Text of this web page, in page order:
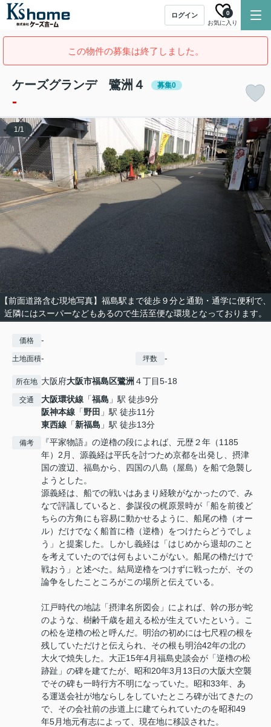
ログイン
お気に入り
0
この物件の募集は終了しました。
ケーズグランデ 鷺洲４ 募集0
-
【前面道路含む現地写真】福島駅まで徒歩９分と通勤・通学に便利で、
近隣にはスーパーなどもあるので生活至便な環境となっております。
1/1
価格 -
土地面積- 坪数 -
所在地 大阪府大阪市福島区鷺洲 ４丁目5-18
交通 大阪環状線 「福島 」駅 徒歩9分
阪神本線 「野田 」駅 徒歩11分
東西線 「新福島 」駅 徒歩13分
備考
『平家物語』の逆櫓の段によれば、元歴２年（1185
年）2月、源義経は平氏を討つため京都を出発し、摂津
国の渡辺、福島から、四国の八島（屋島）を船で急襲し
ようとした。
源義経は、船での戦いはあまり経験がなかったので、み
なで評議していると、参謀役の梶原景時が「船を前後ど
ちらの方角にも容易に動かせるように、船尾の櫓（オー
ル）だけでなく船首に櫓（逆櫓）をつけたらどうでしょ
う」と提案した。しかし義経は「はじめから退却のこと
を考えていたのでは何もよいこがない。船尾の櫓だけで
戦おう」と述べた。結局逆櫓をつけずに戦ったが、その
論争をしたこところがこの場所と伝えている。
江戸時代の地誌「摂津名所図会」によれば、幹の形が蛇
のような、樹齢千歳を超える松が生えていたという。こ
の松を逆櫓の松と呼んだ。明治の初めには七尺程の根を
残していただけと伝えられ、その根も明治42年の北の
大火で焼失した。大正15年4月福島史談会が「逆櫓の松
跡趾」の碑を建てたが、昭和20年3月13日の大阪大空襲
でその碑も一時行方不明になっていた。昭和33年、あ
る運送会社が地ならしをしていたところ碑が出てきたの
で、その会社前の歩道上に建てられていたのを昭和49
年5月地元有志によって、現在地に移設された。